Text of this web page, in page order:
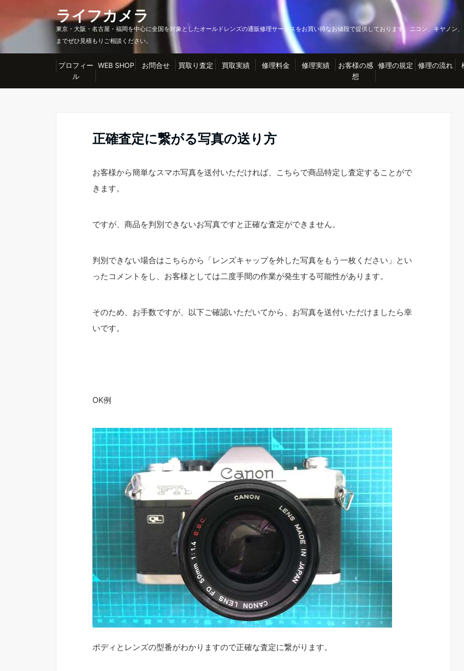
ライフカメラ
東京・大阪・名古屋・福岡を中心に全国を対象としたオールドレンズの通販修理サービスをお買い得なお値段で提供しております。ニコン、キヤノン
までぜひ見積もりご相談ください。
プロフィー
ル
WEB SHOP お問合せ 買取り査定 買取実績 修理料金 修理実績
お客様の感
想
修理の規定 修理の流れ
正確査定に繋がる写真の送り方
お客様から簡単なスマホ写真を送付いただければ、こちらで商品特定し査定することがで
きます。
ですが、商品を判別できないお写真ですと正確な査定ができません。
判別できない場合はこちらから「レンズキャップを外した写真をもう一枚ください」とい
ったコメントをし、お客様としては二度手間の作業が発生する可能性があります。
そのため、お手数ですが、以下ご確認いただいてから、お写真を送付いただけましたら幸
いです。
OK例
ボディとレンズの型番がわかりますので正確な査定に繋がります。